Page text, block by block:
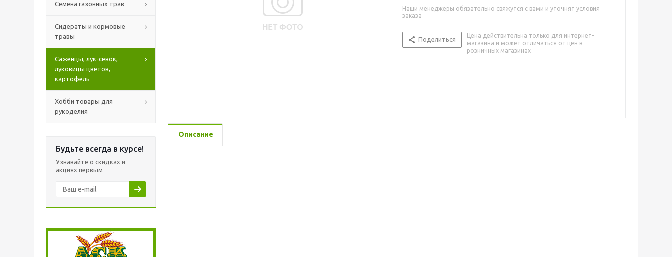
Семена газонных трав
Сидераты и кормовые
травы
Саженцы, лук-севок,
луковицы цветов,
картофель
Хобби товары для
рукоделия
Будьте всегда в курсе!
Узнавайте о скидках и
акциях первым
Наши менеджеры обязательно свяжутся с вами и уточнят условия
заказа
Поделиться
Цена действительна только для интернет-
магазина и может отличаться от цен в
розничных магазинах
Описание